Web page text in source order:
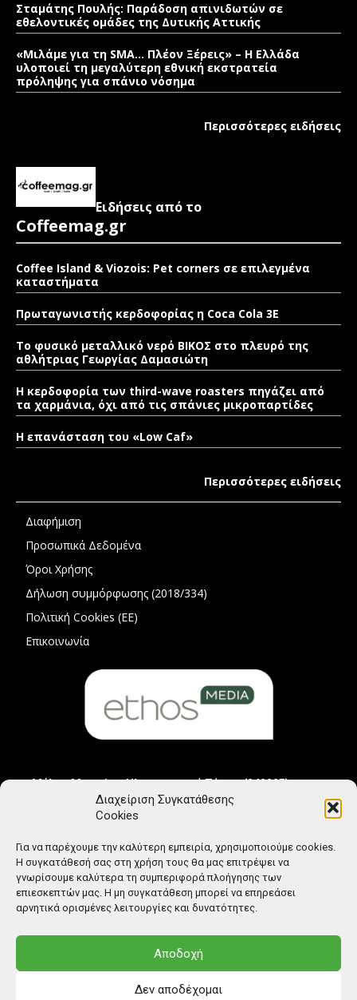
Διαχείριση Συγκατάθεσης
Cookies
Για να παρέχουμε την καλύτερη εμπειρία, χρησιμοποιούμε cookies.
Η συγκατάθεσή σας στη χρήση τους θα μας επιτρέψει να
γνωρίσουμε καλύτερα τη συμπεριφορά πλοήγησης των
επιεσκεπτών μας. Η μη συγκατάθεση μπορεί να επηρεάσει
αρνητικά ορισμένες λειτουργίες και δυνατότητες.
Αποδοχή
Δεν αποδέχομαι
Σταμάτης Πουλής: Παράδοση απινιδωτών σε
εθελοντικές ομάδες της Δυτικής Αττικής
«Μιλάμε για τη SMA… Πλέον Ξέρεις» – Η Ελλάδα
υλοποιεί τη μεγαλύτερη εθνική εκστρατεία
πρόληψης για σπάνιο νόσημα
Περισσότερες ειδήσεις
Ειδήσεις από το
Coffeemag.gr
Coffee Island & Viozois: Pet corners σε επιλεγμένα
καταστήματα
Πρωταγωνιστής κερδοφορίας η Coca Cola 3E
Το φυσικό μεταλλικό νερό ΒΙΚΟΣ στο πλευρό της
αθλήτριας Γεωργίας Δαμασιώτη
Η κερδοφορία των third-wave roasters πηγάζει από
τα χαρμάνια, όχι από τις σπάνιες μικροπαρτίδες
Η επανάσταση του «Low Caf»
Περισσότερες ειδήσεις
Διαφήμιση
Προσωπικά Δεδομένα
Όροι Χρήσης
Δήλωση συμμόρφωσης (2018/334)
Πολιτική Cookies (ΕΕ)
Επικοινωνία
Μέλος Μητρώου Ηλεκτρονικού Τύπου (242225)